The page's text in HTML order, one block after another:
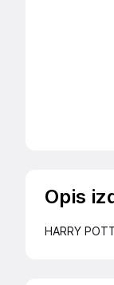
Opis
HARRY